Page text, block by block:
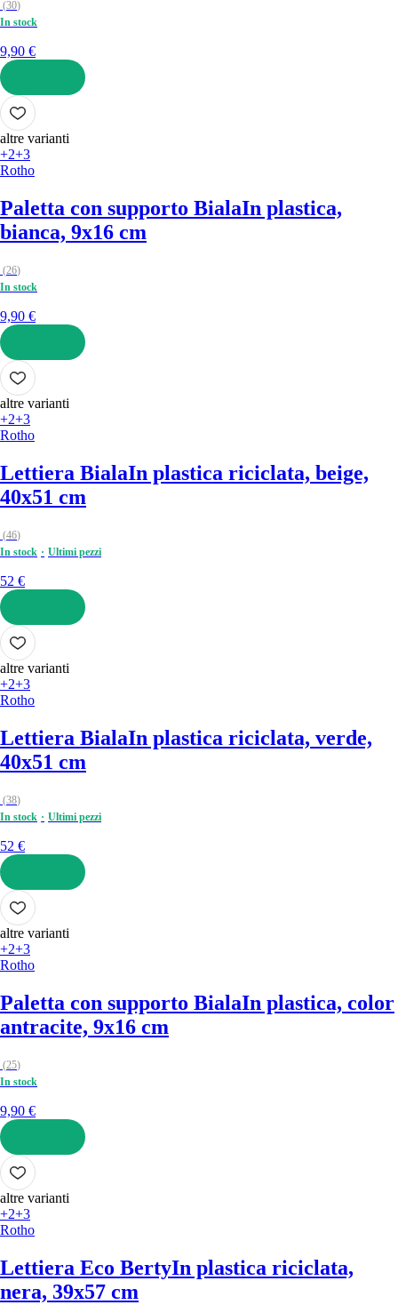
(30)
In stock
9,90 €
AGGIUNGI
altre varianti
+2+3
Rotho
Paletta con supporto BialaIn plastica,
bianca, 9x16 cm
(26)
In stock
9,90 €
AGGIUNGI
altre varianti
+2+3
Rotho
Lettiera BialaIn plastica riciclata, beige,
40x51 cm
(46)
In stock
Ultimi pezzi
52 €
AGGIUNGI
altre varianti
+2+3
Rotho
Lettiera BialaIn plastica riciclata, verde,
40x51 cm
(38)
In stock
Ultimi pezzi
52 €
AGGIUNGI
altre varianti
+2+3
Rotho
Paletta con supporto BialaIn plastica, color
antracite, 9x16 cm
(25)
In stock
9,90 €
AGGIUNGI
altre varianti
+2+3
Rotho
Lettiera Eco BertyIn plastica riciclata,
nera, 39x57 cm